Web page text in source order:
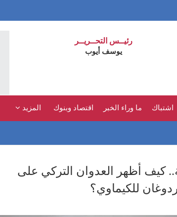
رئيــس التحــريــر
يوسف أيوب
اشتباك ما وراء الخبر اقتصاد وبنوك المزيد
كيف أظهر العدوان التركي على
للكيماوي؟